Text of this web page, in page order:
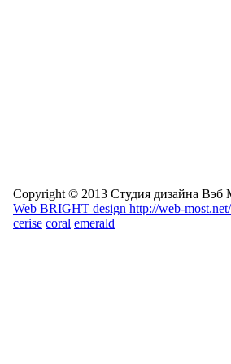
Copyright © 2013 Студия дизайна Вэб
Web BRIGHT design http://web-most.net/
cerise coral emerald